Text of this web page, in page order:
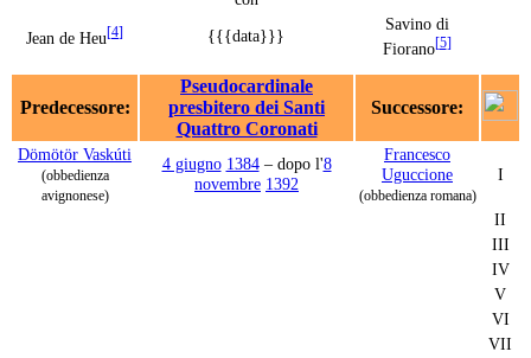
Jean de Heu[4] {{{data}}}
Savino di
Fiorano[5]
Predecessore:
Pseudocardinale
presbitero dei Santi
Quattro Coronati
Successore:
Dömötör Vaskúti
(obbedienza
avignonese)
4 giugno 1384– dopo l'8
novembre 1392
Francesco
Uguccione
(obbedienza romana)
I
II
III
IV
V
VI
VII